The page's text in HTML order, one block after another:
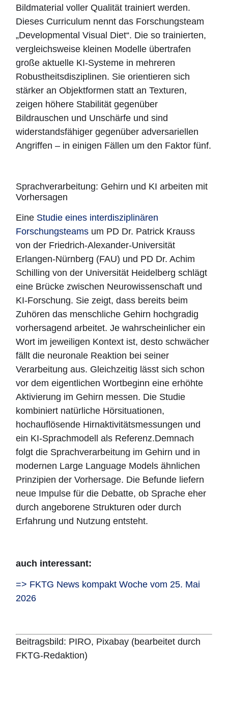
Bildmaterial voller Qualität trainiert werden.
Dieses Curriculum nennt das Forschungsteam
„Developmental Visual Diet“. Die so trainierten,
vergleichsweise kleinen Modelle übertrafen
große aktuelle KI-Systeme in mehreren
Robustheitsdisziplinen. Sie orientieren sich
stärker an Objektformen statt an Texturen,
zeigen höhere Stabilität gegenüber
Bildrauschen und Unschärfe und sind
widerstandsfähiger gegenüber adversariellen
Angriffen – in einigen Fällen um den Faktor fünf.
Sprachverarbeitung: Gehirn und KI arbeiten mit
Vorhersagen
Eine Studie eines interdisziplinären
Forschungsteams um PD Dr. Patrick Krauss
von der Friedrich-Alexander-Universität
Erlangen-Nürnberg (FAU) und PD Dr. Achim
Schilling von der Universität Heidelberg schlägt
eine Brücke zwischen Neurowissenschaft und
KI-Forschung. Sie zeigt, dass bereits beim
Zuhören das menschliche Gehirn hochgradig
vorhersagend arbeitet. Je wahrscheinlicher ein
Wort im jeweiligen Kontext ist, desto schwächer
fällt die neuronale Reaktion bei seiner
Verarbeitung aus. Gleichzeitig lässt sich schon
vor dem eigentlichen Wortbeginn eine erhöhte
Aktivierung im Gehirn messen. Die Studie
kombiniert natürliche Hörsituationen,
hochauflösende Hirnaktivitätsmessungen und
ein KI-Sprachmodell als Referenz.Demnach
folgt die Sprachverarbeitung im Gehirn und in
modernen Large Language Models ähnlichen
Prinzipien der Vorhersage. Die Befunde liefern
neue Impulse für die Debatte, ob Sprache eher
durch angeborene Strukturen oder durch
Erfahrung und Nutzung entsteht.
auch interessant:
=> FKTG News kompakt Woche vom 25. Mai
2026
Beitragsbild: PIRO, Pixabay (bearbeitet durch
FKTG-Redaktion)